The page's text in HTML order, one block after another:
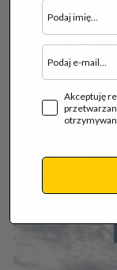
Akceptuję